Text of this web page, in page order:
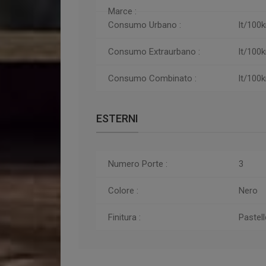
Marce :
Consumo Urbano :
lt/
Consumo Extraurbano : lt/
Consumo Combinato : lt/
ESTERNI
Numero Porte : 3
Colore : Nero
Finitura :